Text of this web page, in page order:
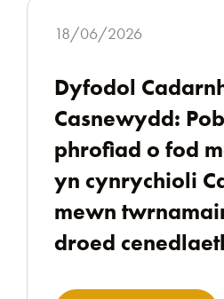
18/06/2026
Dyfodol
Casnewydd:
phrofiad o fod
yn cynrychioli
mewn
droed